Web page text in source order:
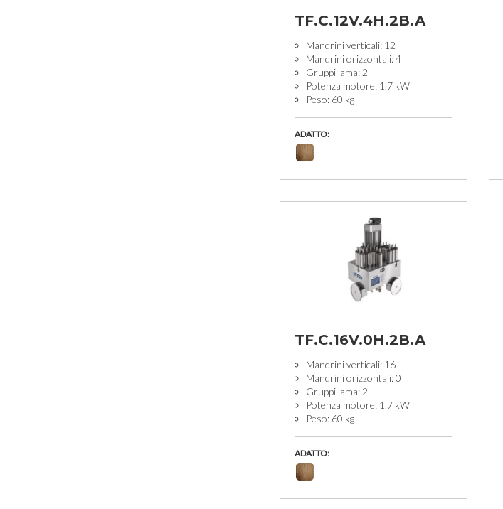
TF.C.12V.4H.2B.A
Mandrini verticali: 12
Mandrini orizzontali: 4
Gruppi lama: 2
Potenza motore: 1.7 kW
Peso: 60 kg
ADATTO:
TF.C.16V.0H.2B.A
Mandrini verticali: 16
Mandrini orizzontali: 0
Gruppi lama: 2
Potenza motore: 1.7 kW
Peso: 60 kg
ADATTO: